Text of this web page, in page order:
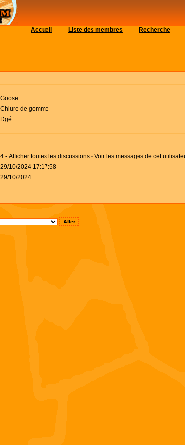
Accueil Liste des membres Recherche
Goose
Chiure de gomme
Dgé
4 -Afficher toutes les discussions -Voir les messages de cet
29/10/2024 17:17:58
29/10/2024